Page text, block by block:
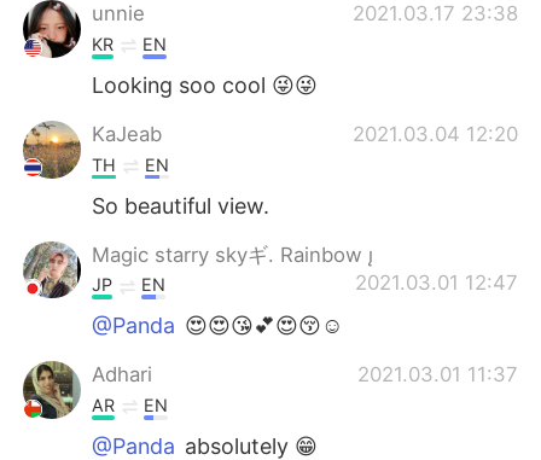
Português
unnie
2021.03.17 23:38
KR EN
Looking soo cool 😜😜
KaJeab 2021.03.04 12:20
TH EN
So beautiful view.
Magic starry skyギ. Rainbow 
2021.03.01 12:47
JP EN
@Panda 😍😍😘💕😍😚☺
Adhari 2021.03.01 11:37
AR EN
@Panda absolutely 😁